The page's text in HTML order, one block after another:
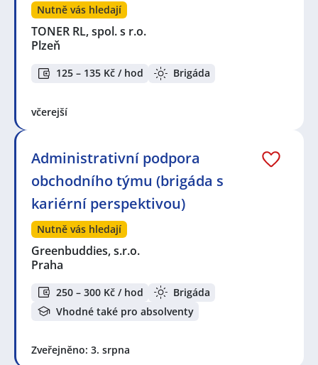
Nutně vás hledají
TONER RL, spol. s r.o.
Plzeň
125 – 135 Kč / hod Brigáda
včerejší
Administrativní podpora
obchodního týmu (brigáda s
kariérní perspektivou)
Nutně vás hledají
Greenbuddies, s.r.o.
Praha
250 – 300 Kč / hod
Brigáda
Vhodné také pro absolventy
Zveřejněno: 3. srpna